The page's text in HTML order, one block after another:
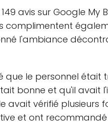
avis sur Google My
complimentent
l'ambiance
que le personnel
bonne et qu'il avait
avait vérifié plusieurs
et ont